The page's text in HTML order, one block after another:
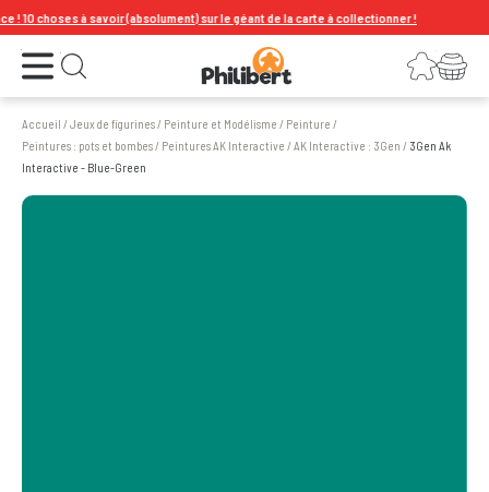
10 choses à savoir (absolument) sur le géant de la carte à collectionner !
Ouvrir le menu Ouvrir la recherche Connexion
Votre panier
Accueil /Jeux de figurines/ Peinture et Modélisme / Peinture /
Peintures : pots et bombes/ Peintures AK Interactive /AK Interactive : 3Gen / 3Gen Ak
Interactive - Blue-Green